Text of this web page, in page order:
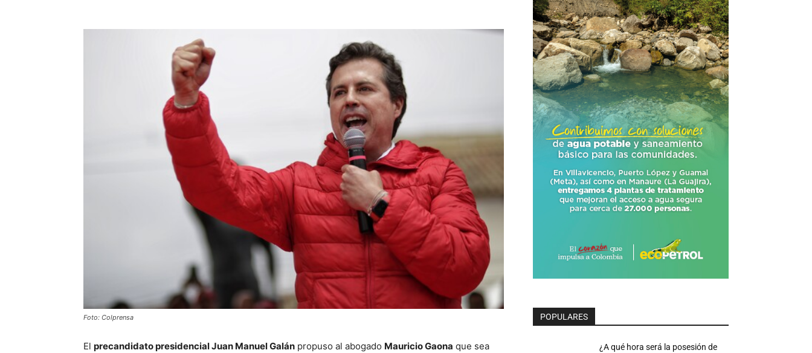
Foto: Colprensa
El precandidato presidencial Juan Manuel Galán propuso al abogado Mauricio Gaona que sea
POPULARES
¿A qué hora será la posesión de